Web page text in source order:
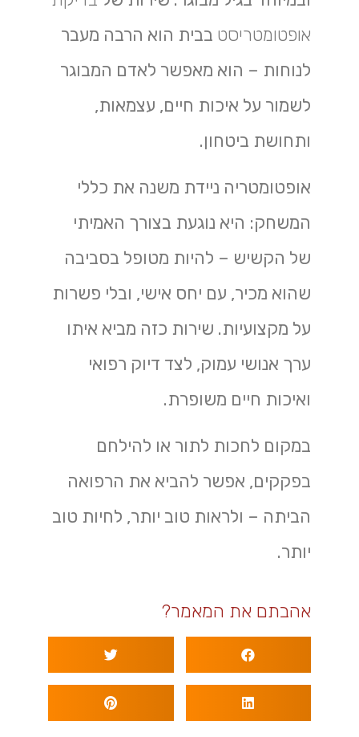
אופטומטריסט בבית הוא הרבה מעבר
לנוחות – הוא מאפשר לאדם המבוגר
לשמור על איכות חיים, עצמאות,
ותחושת ביטחון.
אופטומטריה ניידת משנה את כללי
המשחק: היא נוגעת בצורך האמיתי
של הקשיש – להיות מטופל בסביבה
שהוא מכיר, עם יחס אישי, ובלי פשרות
על מקצועיות. שירות כזה מביא איתו
ערך אנושי עמוק, לצד דיוק רפואי
ואיכות חיים משופרת.
במקום לחכות לתור או להילחם
בפקקים, אפשר להביא את הרפואה
הביתה – ולראות טוב יותר, לחיות טוב
יותר.
אהבתם את המאמר?